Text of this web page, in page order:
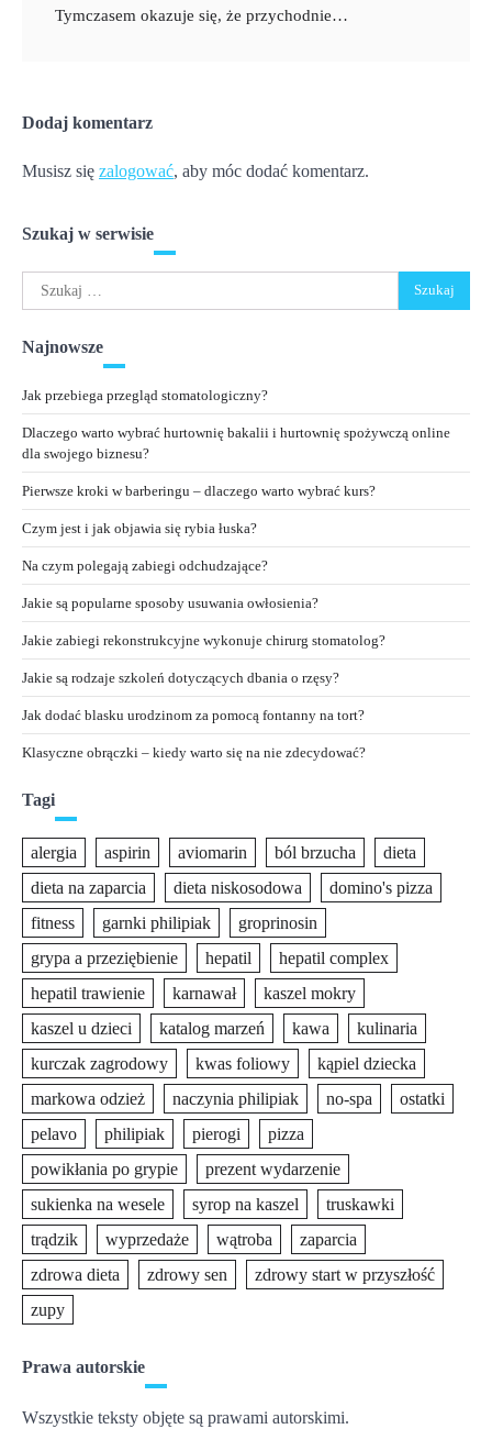
Tymczasem okazuje się, że przychodnie…
Dodaj komentarz
Musisz się zalogować, aby móc dodać komentarz.
Szukaj w serwisie
Szukaj:
Najnowsze
Jak przebiega przegląd stomatologiczny?
Dlaczego warto wybrać hurtownię bakalii i hurtownię spożywczą online
dla swojego biznesu?
Pierwsze kroki w barberingu – dlaczego warto wybrać kurs?
Czym jest i jak objawia się rybia łuska?
Na czym polegają zabiegi odchudzające?
Jakie są popularne sposoby usuwania owłosienia?
Jakie zabiegi rekonstrukcyjne wykonuje chirurg stomatolog?
Jakie są rodzaje szkoleń dotyczących dbania o rzęsy?
Jak dodać blasku urodzinom za pomocą fontanny na tort?
Klasyczne obrączki – kiedy warto się na nie zdecydować?
Tagi
alergia aspirin aviomarin ból brzucha
dieta
dieta na zaparcia
dieta niskosodowa
domino's pizza
fitness
garnki philipiak
groprinosin
grypa a przeziębienie
hepatil
hepatil complex
hepatil trawienie
karnawał
kaszel mokry
kaszel u dzieci
katalog marzeń kawa
kulinaria
kurczak zagrodowy
kwas foliowy
kąpiel dziecka
markowa odzież
naczynia philipiak no-spa
ostatki
pelavo
philipiak pierogi
pizza
powikłania po grypie
prezent wydarzenie
sukienka na wesele
syrop na kaszel
truskawki
trądzik
wyprzedaże wątroba
zaparcia
zdrowa dieta
zdrowy sen
zdrowy start w przyszłość
zupy
Prawa autorskie
Wszystkie teksty objęte są prawami autorskimi.